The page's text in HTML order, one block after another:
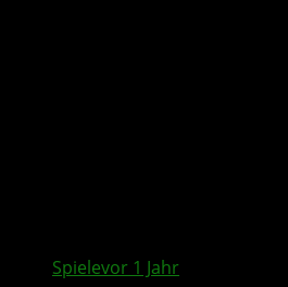
Spielevor 1 Jahr